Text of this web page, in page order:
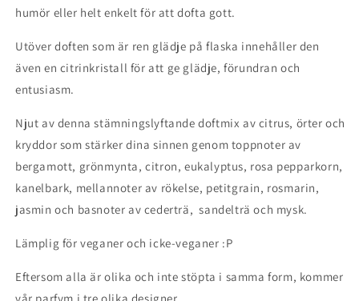
humör eller helt enkelt för att dofta gott.
Utöver doften som är ren glädje på flaska innehåller den
även en citrinkristall för att ge glädje, förundran och
entusiasm.
Njut av denna stämningslyftande doftmix av citrus, örter och
kryddor som stärker dina sinnen genom toppnoter av
bergamott, grönmynta, citron, eukalyptus, rosa pepparkorn,
kanelbark, mellannoter av rökelse, petitgrain, rosmarin,
jasmin och basnoter av cederträ, sandelträ och mysk.
Lämplig för veganer och icke-veganer :P
Eftersom alla är olika och inte stöpta i samma form, kommer